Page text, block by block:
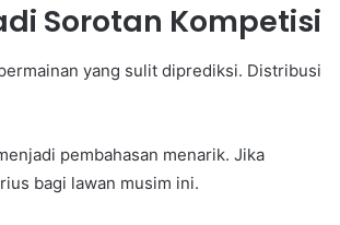
Sorotan Kompetisi
yang sulit diprediksi. Distribusi
pembahasan menarik. Jika
bagi lawan musim ini.